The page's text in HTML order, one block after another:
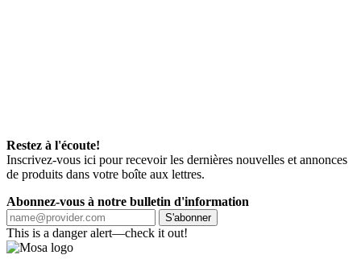
Restez à l'écoute!
Inscrivez-vous ici pour recevoir les dernières nouvelles et annonces
de produits dans votre boîte aux lettres.
Abonnez-vous à notre bulletin d'information
S'abonner
This is a danger alert—check it out!